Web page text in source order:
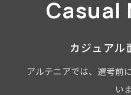
Casual
カジュアル
アルテニアでは、選考前
い